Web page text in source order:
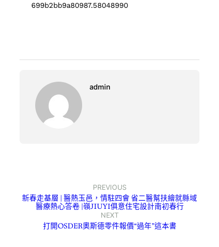
699b2bb9a80987.58048990
admin
PREVIOUS
新春走基層 | 醫熱玉邑，情駐四會 省二醫幫扶繪就縣域
醫療熱心答卷 |嶺JIUYI俱意住宅設計南初春行
NEXT
打開OSDER奧斯德零件報價“過年”這本書